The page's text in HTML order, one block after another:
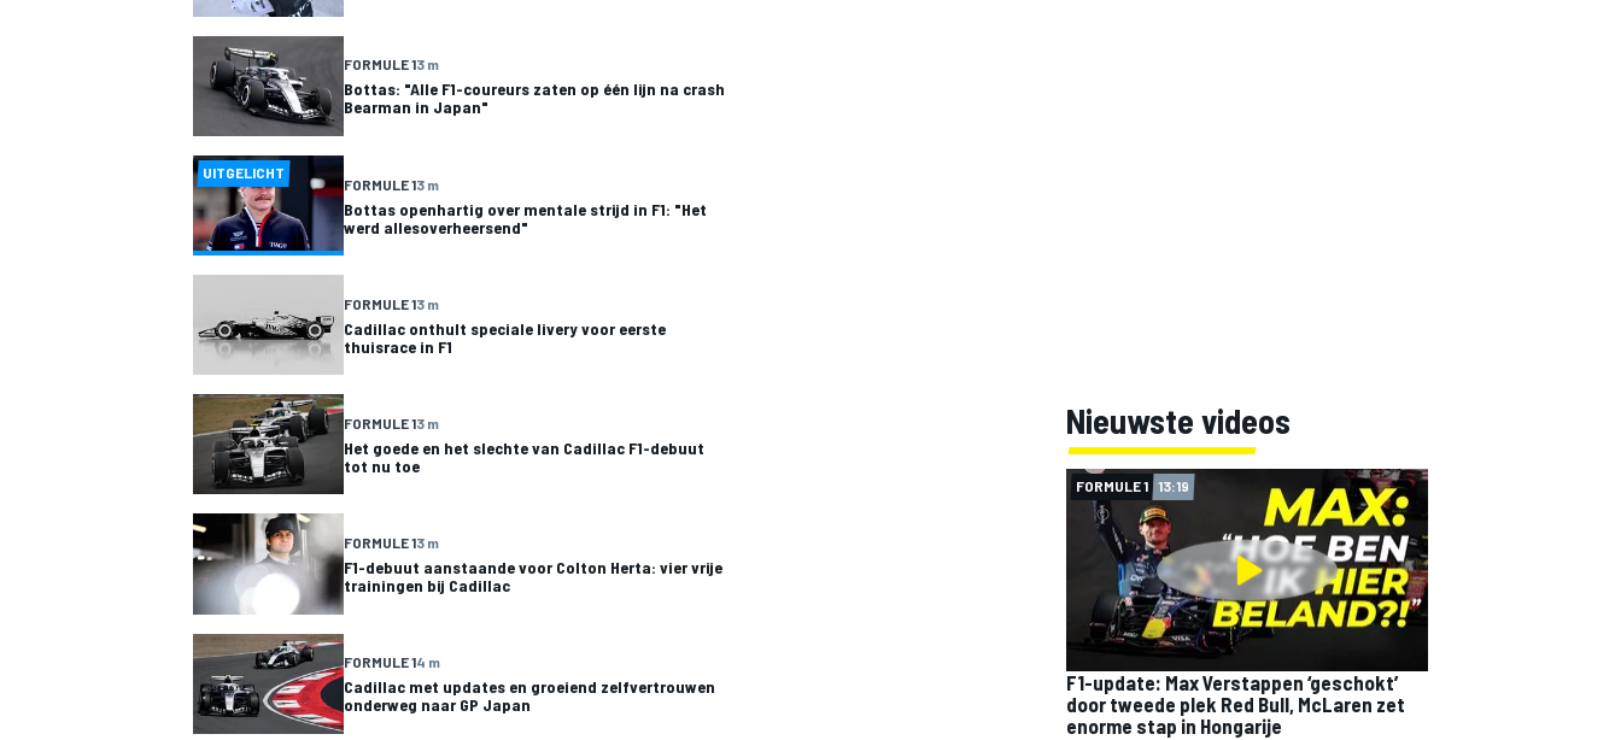
MEER RACEKLASSEN
FORMULE 13 m
Bottas: "Alle F1-coureurs zaten op één lijn na crash
Bearman in Japan"
UITGELICHT
FORMULE 13 m
Bottas openhartig over mentale strijd in F1: "Het
werd allesoverheersend"
FORMULE 13 m
Cadillac onthult speciale livery voor eerste
thuisrace in F1
FORMULE 13 m
Het goede en het slechte van Cadillac F1-debuut
tot nu toe
FORMULE 13 m
F1-debuut aanstaande voor Colton Herta: vier vrije
trainingen bij Cadillac
FORMULE 14 m
Cadillac met updates en groeiend zelfvertrouwen
onderweg naar GP Japan
Nieuwste videos
FORMULE 1 13:19
F1-update: Max Verstappen ‘geschokt’
door tweede plek Red Bull, McLaren zet
enorme stap in Hongarije